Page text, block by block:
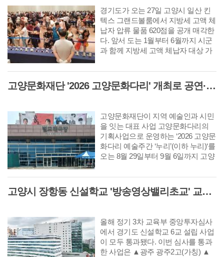
경기도가 오는 27일 고양시 일산 킨
텍스 그랜드볼룸에서 지방세 고액 체
납자 압류 물품 620점을 공개 매각한
다. 앞서 도는 1월부터 6월까지 시군
과 함께 지방세 고액 체납자 대상 가
대상 물품을 압류했다. 매각 대상은
명품 시계 28점, 명품 가방 171점, 순
금 팔찌 등 귀금속 265점과 미술품,
위블로 시계와 650만 원의 롤렉스 시
계, 450만원의 샤넬 가방, 912만원의
순금 팔찌 등이 있다.
고양문화재단 '2026 고양문화다리' 개최로 공연·시각 등 다채로운 무대 선보여
고양문화재단이 지역 예술인과 시민
을 잇는 대표 사업 고양문화다리의
기획사업으로 운영하는 ‘2026 고양문
화다리 예술주간 ‘누리’(이하 누리)‘를
오는 8월 29일부터 9월 6일까지 고양
리)에서 개최한다. 예술주간 ‘누리’는
지난해 처음 선보인 고양문화다리의
기획사업으로 시민이 예술을 일상에
련된 사업이다. 올해는 기존 공연·전
통 중심에서 시각 분야까지 지원 범
위를 한층 확대했다.
고양시 장항동 신설학교 '방송영상밸리초교' 교육부 심사 통과··2030년 개교
올해 정기 3차 교육부 중앙투자심사
에서 경기도 신설학교 6교 설립 사업
이 모두 통과됐다. 이번 심사를 통과
한 사업은 ▲광주 광주2고(가칭) ▲